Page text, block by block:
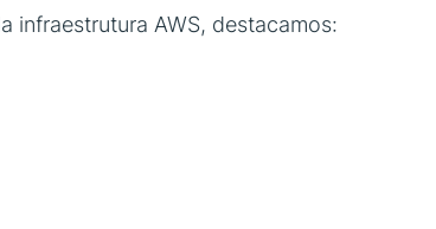
infraestrutura AWS, destacamos: